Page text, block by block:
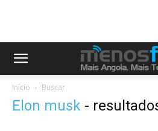
Início Buscar
Elon musk -